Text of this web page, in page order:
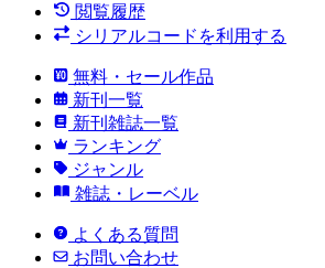
閲覧履歴
シリアルコードを利用する
無料・セール作品
新刊一覧
新刊雑誌一覧
ランキング
ジャンル
雑誌・レーベル
よくある質問
お問い合わせ